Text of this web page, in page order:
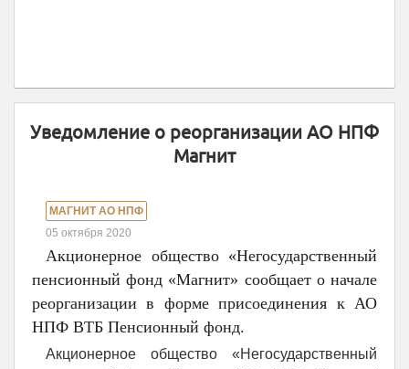
Уведомление о реорганизации АО НПФ
Магнит
МАГНИТ АО НПФ
05 октября 2020
Акционерное общество «Негосударственный
пенсионный фонд «Магнит» сообщает о начале
реорганизации в форме присоединения к АО
НПФ ВТБ Пенсионный фонд.
Акционерное общество «Негосударственный